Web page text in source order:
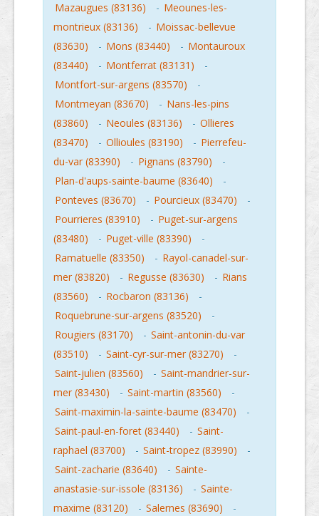
Mazaugues (83136)
- Meounes-les-
montrieux (83136)
- Moissac-bellevue
(83630)
- Mons (83440) - Montauroux
(83440)
- Montferrat (83131)
-
Montfort-sur-argens (83570)
-
Montmeyan (83670)
- Nans-les-pins
(83860)
- Neoules (83136) - Ollieres
(83470)
- Ollioules (83190) - Pierrefeu-
du-var (83390)
- Pignans (83790)
-
Plan-d'aups-sainte-baume (83640)
-
Ponteves (83670)
- Pourcieux (83470)
-
Pourrieres (83910)
- Puget-sur-argens
(83480)
- Puget-ville (83390)
-
Ramatuelle (83350)
- Rayol-canadel-sur-
mer (83820)
- Regusse (83630) - Rians
(83560)
- Rocbaron (83136)
-
Roquebrune-sur-argens (83520)
-
Rougiers (83170)
- Saint-antonin-du-var
(83510)
- Saint-cyr-sur-mer (83270)
-
Saint-julien (83560)
- Saint-mandrier-sur-
mer (83430)
- Saint-martin (83560)
-
Saint-maximin-la-sainte-baume (83470)
-
Saint-paul-en-foret (83440)
- Saint-
raphael (83700)
- Saint-tropez (83990)
-
Saint-zacharie (83640)
- Sainte-
anastasie-sur-issole (83136)
- Sainte-
maxime (83120)
- Salernes (83690)
-